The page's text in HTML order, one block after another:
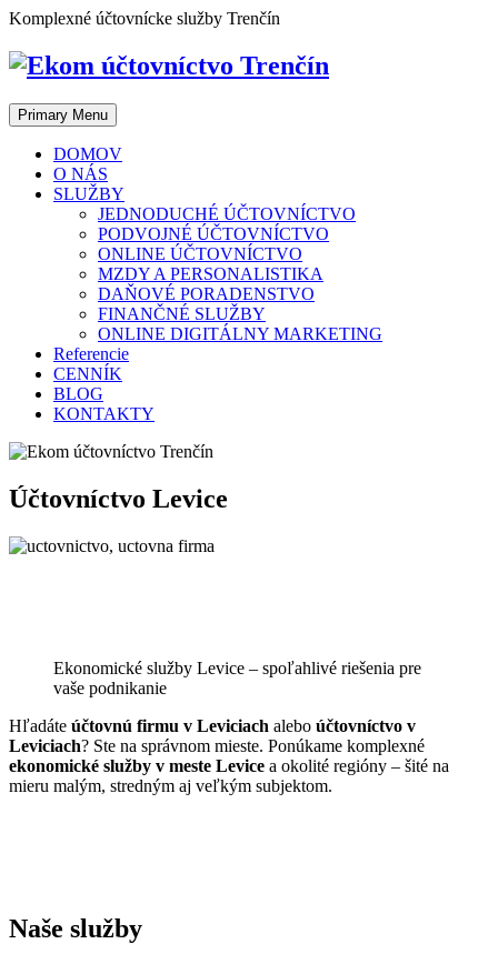
Skip
content
Komplexné účtovnícke služby Trenčín
Primary Menu
DOMOV
O NÁS
SLUŽBY
JEDNODUCHÉ ÚČTOVNÍCTVO
PODVOJNÉ ÚČTOVNÍCTVO
ONLINE ÚČTOVNÍCTVO
MZDY A PERSONALISTIKA
DAŇOVÉ PORADENSTVO
FINANČNÉ SLUŽBY
ONLINE DIGITÁLNY MARKETING
Referencie
CENNÍK
BLOG
KONTAKTY
Účtovníctvo Levice
Ekonomické služby Levice – spoľahlivé riešenia pre
vaše podnikanie
Hľadáte účtovnú firmu v Leviciach alebo účtovníctvo v
Leviciach? Ste na správnom mieste. Ponúkame komplexné
ekonomické služby v meste Levice a okolité regióny – šité na
mieru malým, stredným aj veľkým subjektom.
Naše služby